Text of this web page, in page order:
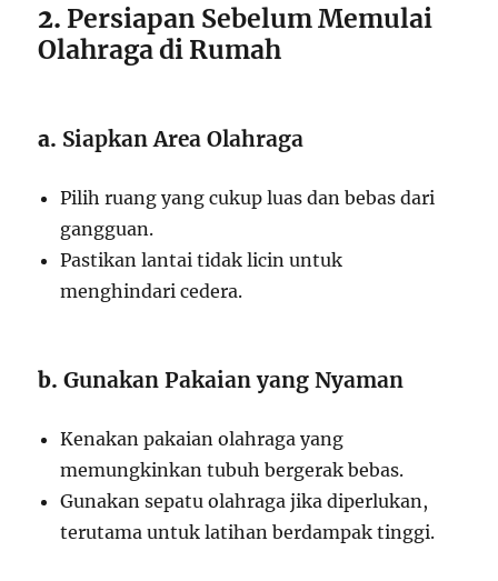
2. Persiapan Sebelum Memulai
Olahraga di Rumah
a. Siapkan Area Olahraga
Pilih ruang yang cukup luas dan bebas dari
gangguan.
Pastikan lantai tidak licin untuk
menghindari cedera.
b.Gunakan Pakaian yang Nyaman
Kenakan pakaian olahraga yang
memungkinkan tubuh bergerak bebas.
Gunakan sepatu olahraga jika diperlukan,
terutama untuk latihan berdampak tinggi.